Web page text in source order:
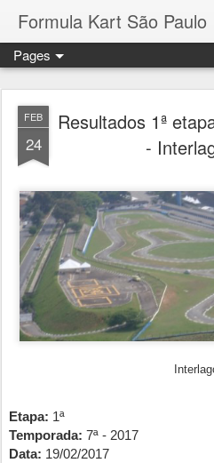
Formula Kart São Paulo
Pages
FEB
24
Resultados 1ª
-
Etapa: 1ª
Temporada: 7ª - 2017
Data: 19/02/2017